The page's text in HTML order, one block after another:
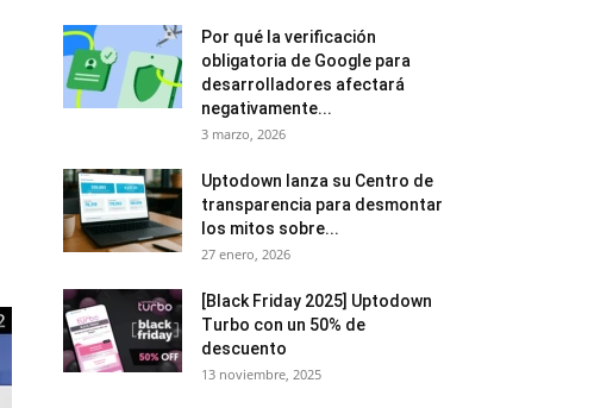
Por qué la verificación
obligatoria de Google para
desarrolladores afectará
negativamente...
3 marzo, 2026
Uptodown lanza su Centro de
transparencia para desmontar
los mitos sobre...
27 enero, 2026
[Black Friday 2025] Uptodown
Turbo con un 50% de
descuento
13 noviembre, 2025